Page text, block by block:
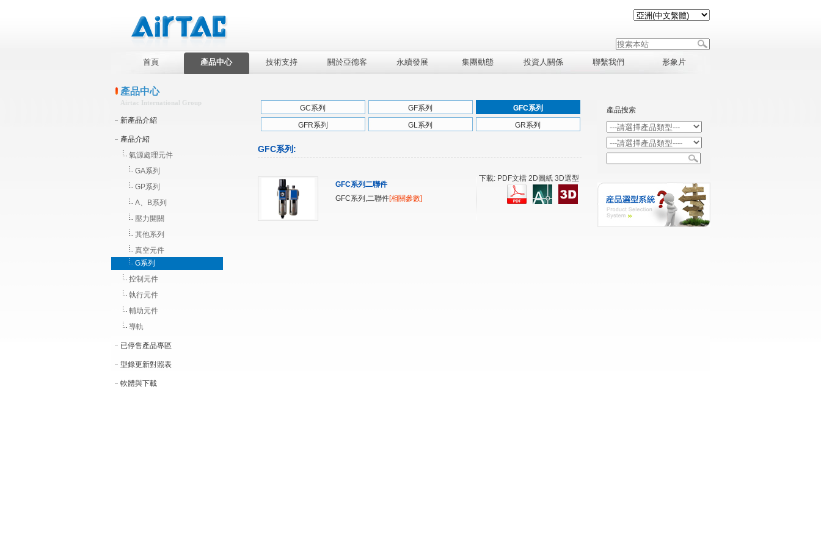
首頁 產品中心 技術支持 關於亞德客 永續發展 集團動態 投資人關係 聯繫我們 形象片
產品中心
Airtac International Group
新產品介紹
產品介紹
氣源處理元件
GA系列
GP系列
A、B系列
壓力開關
其他系列
真空元件
G系列
控制元件
執行元件
輔助元件
導軌
已停售產品專區
型錄更新對照表
軟體與下載
GC系列 GF系列
GFC系列
GFR系列
GL系列 GR系列
GFC系列 :
GFC系列二聯件
GFC系列,二聯件[相關參數]
下載: PDF文檔 2D圖紙 3D選型
產品搜索